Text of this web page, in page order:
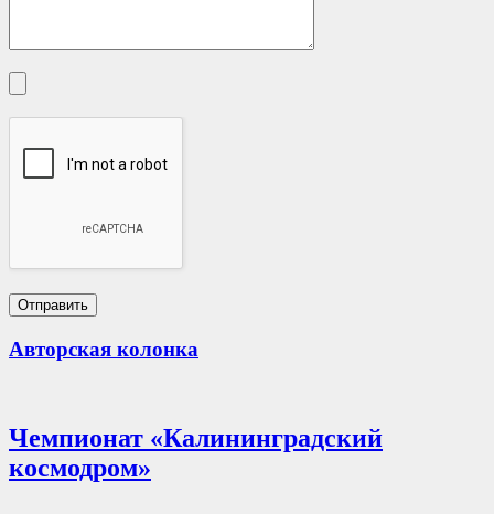
Авторская колонка
Чемпионат «Калининградский
космодром»